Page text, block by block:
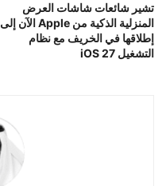
تشير شائعات شاشات العرض
المنزلية الذكية من Apple الآن إلى
إطلاقها في الخريف مع نظام
التشغيل iOS 27